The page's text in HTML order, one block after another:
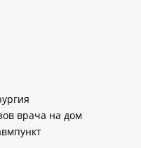
врача на дом